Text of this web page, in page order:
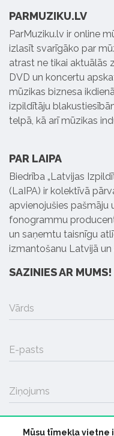
PARMUZIKU.LV
ParMuziku.lv ir online
izlasīt svarīgāko par
atrast ne tikai aktuālās
DVD un koncertu
mūzikas biznesa
izpildītāju
telpā, kā arī mūzikas
PAR LAIPA
Biedrība „Latvijas
(LaIPA) ir kolektīvā
apvienojušies pašmāju
fonogrammu
un saņemtu taisnīgu
izmantošanu Latvijā un
SAZINIES AR MUMS!
Vārds
E-pasts
Ziņojums
Mūsu tīmekļa vietne